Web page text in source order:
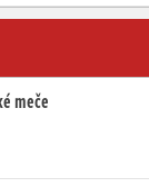
meče